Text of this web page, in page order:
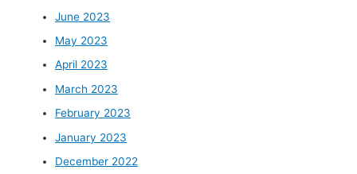
June 2023
May 2023
April 2023
March 2023
February 2023
January 2023
December 2022